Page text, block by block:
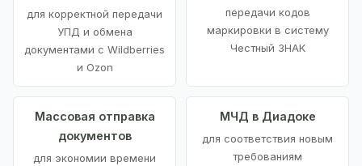
для корректной передачи
УПД и обмена
документами с Wildberries
и Ozon
передачи кодов
маркировки в систему
Честный ЗНАК
Массовая отправка
документов
для экономии времени
МЧД в Диадоке
для соответствия новым
требованиям